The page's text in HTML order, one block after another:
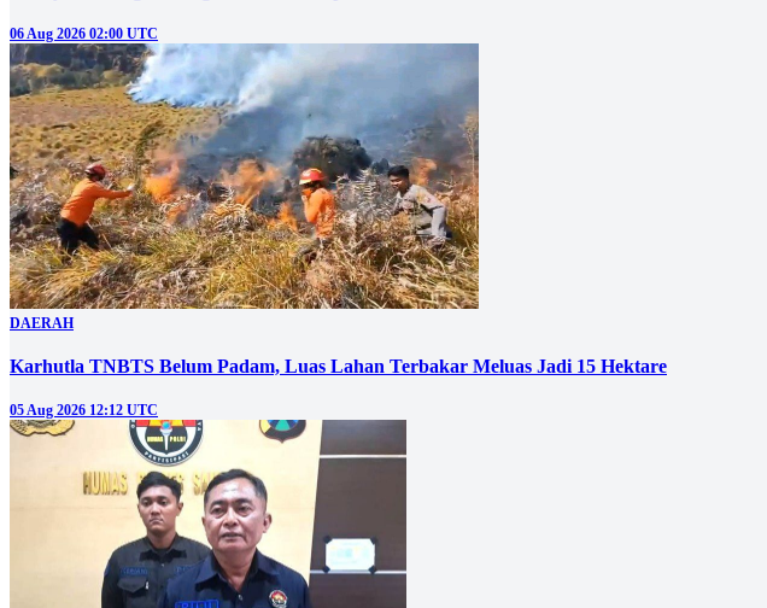
06 Aug 2026 02:00 UTC
DAERAH
Karhutla TNBTS Belum Padam, Luas Lahan Terbakar Meluas Jadi 15 Hektare
05 Aug 2026 12:12 UTC